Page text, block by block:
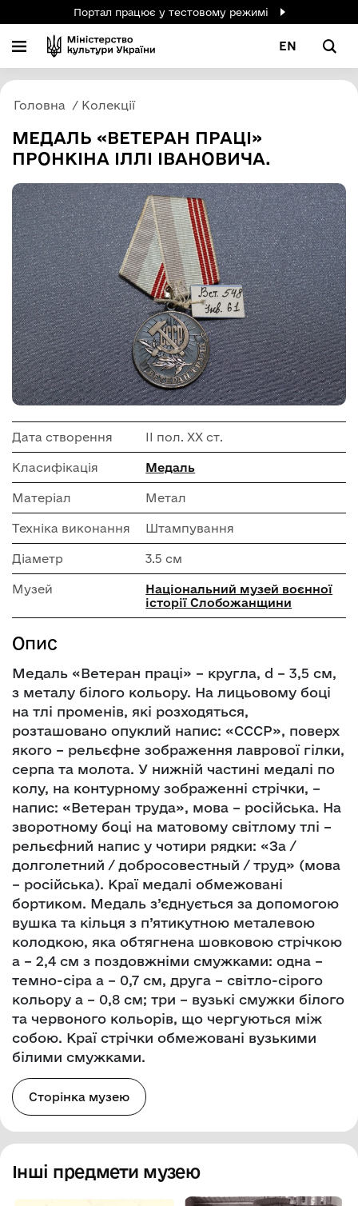
Портал працює у тестовому режимі
EN
Головна Колекції
МЕДАЛЬ «ВЕТЕРАН ПРАЦІ»
ПРОНКІНА ІЛЛІ ІВАНОВИЧА.
Дата створення ІІ пол. ХХ ст.
Класифікація Медаль
Матеріал Метал
Техніка виконання Штампування
Діаметр 3.5 см
Музей
Національний музей воєнної
історії Слобожанщини
Опис
Медаль «Ветеран праці» – кругла, d – 3,5 см,
з металу білого кольору. На лицьовому боці
на тлі променів, які розходяться,
розташовано опуклий напис: «СССР», поверх
якого – рельєфне зображення лаврової гілки,
серпа та молота. У нижній частині медалі по
колу, на контурному зображенні стрічки, –
напис: «Ветеран труда», мова – російська. На
зворотному боці на матовому світлому тлі –
рельєфний напис у чотири рядки: «За /
долголетний / добросовестный / труд» (мова
– російська). Краї медалі обмежовані
бортиком. Медаль з’єднується за допомогою
вушка та кільця з п’ятикутною металевою
колодкою, яка обтягнена шовковою стрічкою
а – 2,4 см з поздовжніми смужками: одна –
темно-сіра а – 0,7 см, друга – світло-сірого
кольору а – 0,8 см; три – вузькі смужки білого
та червоного кольорів, що чергуються між
собою. Краї стрічки обмежовані вузькими
білими смужками.
Сторінка музею
Інші предмети музею